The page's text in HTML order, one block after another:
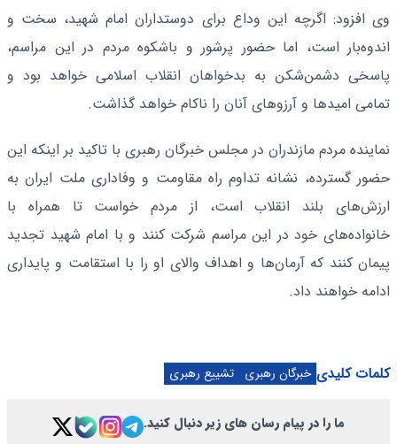
وی افزود: اگرچه این وداع برای دوستداران امام شهید، سخت و
اندوه‌بار است، اما حضور پرشور و باشکوه مردم در این مراسم،
پاسخی دشمن‌شکن به بدخواهان انقلاب اسلامی خواهد بود و
تمامی امیدها و آرزوهای آنان را ناکام خواهد گذاشت.
نماینده مردم مازندران در مجلس خبرگان رهبری با تاکید بر اینکه این
حضور گسترده، نشانه تداوم راه مقاومت و وفاداری ملت ایران به
ارزش‌های بلند انقلاب است، از مردم خواست تا همراه با
خانواده‌های خود در این مراسم شرکت کنند و با امام شهید تجدید
پیمان کنند که آرمان‌ها و اهداف والای او را با استقامت و پایداری
ادامه خواهند داد.
کلمات کلیدی خبرگان رهبری تشییع رهبری
ما را در پیام رسان های زیر دنبال کنید.